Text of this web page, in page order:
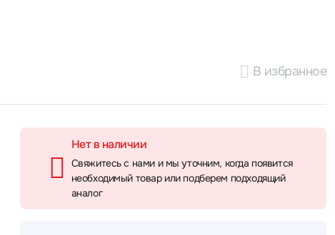
В избранное
Нет в наличии
Свяжитесь с нами и мы уточним, когда появится
необходимый товар или подберем подходящий
аналог